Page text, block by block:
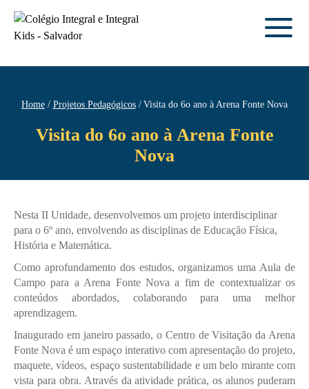
Home Projetos Pedagógicos Visita do 6o ano à Arena Fonte Nova
Visita do 6o ano à Arena Fonte
Nova
Nesta II Unidade, desenvolvemos um projeto interdisciplinar
para o 6º ano, envolvendo as disciplinas de Educação Física,
História e Matemática.
Como aprofundamento dos estudos, organizamos uma Aula de
Campo para a Arena Fonte Nova a fim de contextualizar os
conteúdos abordados, colaborando para uma melhor
aprendizagem.
Inaugurado em janeiro passado, o Centro de Visitação da Arena
Fonte Nova é um espaço interativo com apresentação do projeto,
maquete, vídeos, espaço sustentabilidade e um belo mirante com
vista para obra. Através da atividade prática, os alunos puderam